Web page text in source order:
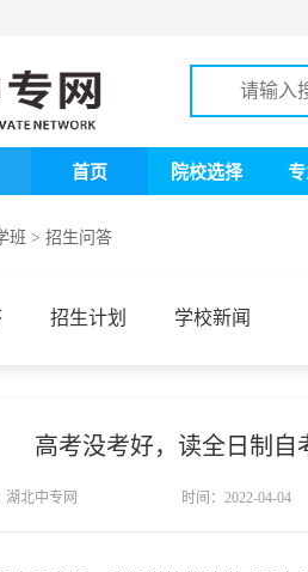
首页 院校选择
班 > 招生问答
招生计划 学校新闻
高考没考好，读全日制自
湖北中专网 时间：2022-04-04